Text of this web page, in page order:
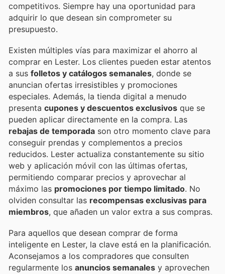
competitivos. Siempre hay una oportunidad para
adquirir lo que desean sin comprometer su
presupuesto.
Existen múltiples vías para maximizar el ahorro al
comprar en Lester. Los clientes pueden estar atentos
a sus folletos y catálogos semanales, donde se
anuncian ofertas irresistibles y promociones
especiales. Además, la tienda digital a menudo
presenta cupones y descuentos exclusivos que se
pueden aplicar directamente en la compra. Las
rebajas de temporada son otro momento clave para
conseguir prendas y complementos a precios
reducidos. Lester actualiza constantemente su sitio
web y aplicación móvil con las últimas ofertas,
permitiendo comparar precios y aprovechar al
máximo las promociones por tiempo limitado. No
olviden consultar las recompensas exclusivas para
miembros, que añaden un valor extra a sus compras.
Para aquellos que desean comprar de forma
inteligente en Lester, la clave está en la planificación.
Aconsejamos a los compradores que consulten
regularmente los anuncios semanales y aprovechen